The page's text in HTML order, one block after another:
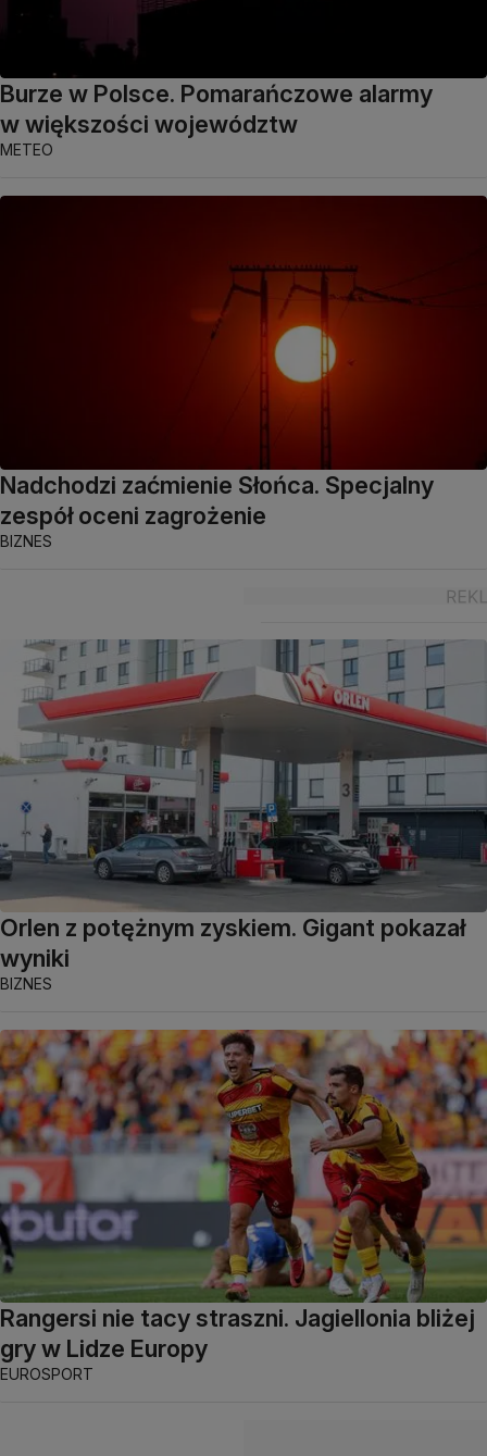
Burze w Polsce. Pomarańczowe alarmy
w większości województw
METEO
Nadchodzi zaćmienie Słońca. Specjalny
zespół oceni zagrożenie
BIZNES
Orlen z potężnym zyskiem. Gigant pokazał
wyniki
BIZNES
Rangersi nie tacy straszni. Jagiellonia bliżej
gry w Lidze Europy
EUROSPORT